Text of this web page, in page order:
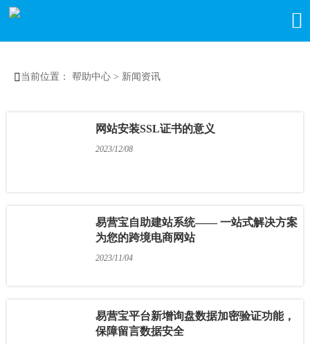

 当前位置： 帮助中心 > 新闻资讯
网站安装SSL证书的意义
2023/12/08
易营宝自助建站系统—— 一站式解决方案
为您的跨境电商网站
2023/11/04
易营宝平台新增询盘数据加密验证功能，
保障留言数据安全